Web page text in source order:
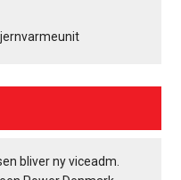
bliver ny viceadm.